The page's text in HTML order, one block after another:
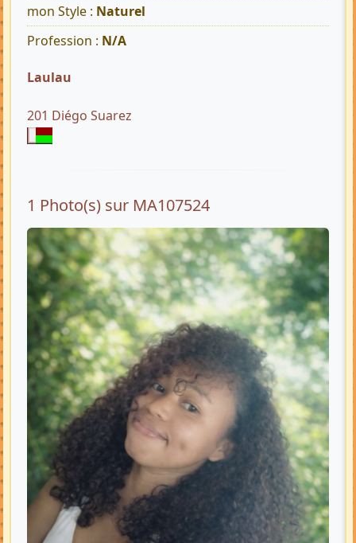
mon Style : Naturel
Profession : N/A
Laulau
201 Diégo Suarez
1 Photo(s) sur MA107524